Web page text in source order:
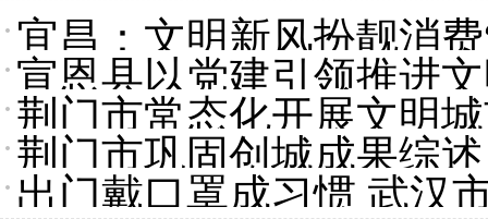
宜昌：文明新风扮靓消费
宣恩县以党建引领推进
活力
荆门市常态化开展文明
荆门市巩固创城成果综
出门戴口罩成习惯 武汉